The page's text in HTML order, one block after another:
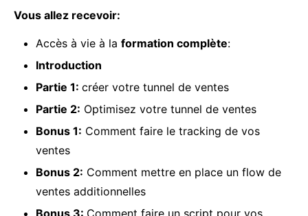
Vous allez recevoir:
Accès à vie à la formation complète:
Introduction
Partie 1: créer votre tunnel de ventes
Partie 2: Optimisez votre tunnel de ventes
Bonus 1: Comment faire le tracking de vos
ventes
Bonus 2: Comment mettre en place un flow de
ventes additionnelles